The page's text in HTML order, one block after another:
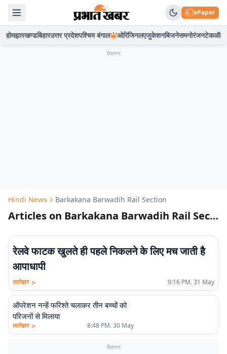
ePaper
होमझारखण्डबिहारउत्तर प्रदेशपश्चिम बंगाल ओरिजिनलएजुकेशनबिजनेसमनोरंजनटेकऑटो
विज्ञापन
Hindi News Barkakana Barwadih Rail Section
Articles on Barkakana Barwadih Rail Section
रेलवे फाटक खुलते ही पहले निकलने के लिए मच जाती है
आपाधापी
लातेहार > 9:16 PM. 31 May
ऑपरेशन नन्हें फरिश्ते चलाकर तीन बच्चों को
परिजनों से मिलाया
लातेहार > 8:48 PM. 30 May
विज्ञापन